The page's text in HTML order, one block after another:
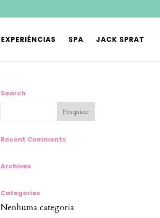
EXPERIÊNCIAS SPA JACK SPRAT
Search
Recent Comments
Archives
Categories
Nenhuma categoria